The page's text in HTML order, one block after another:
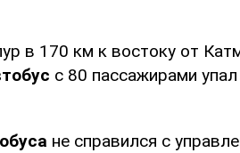
в 170 км к востоку от
с 80 пассажирами
не справился с